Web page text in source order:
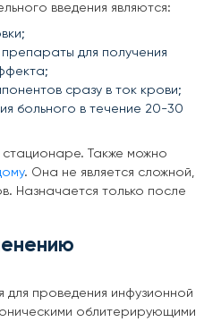
введения являются:
для получения
сразу в ток крови;
больного в течение 20-30
Также можно
. Она не является сложной,
Назначается только после
для проведения инфузионной
облитерирующими